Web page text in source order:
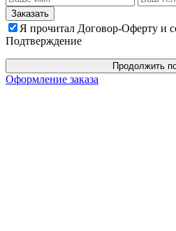
Я прочитал Договор-Оферту и
Подтверждение
Продолжить
Оформление заказа